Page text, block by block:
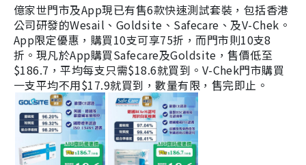
億家世門市及App現已有售6款快速測試套裝，包括香港
公司研發的Wesail、Goldsite、Safecare、及V-Chek。
App限定優惠，購買10支可享75折，而門市則10支8
折。現凡於App購買Safecare及Goldsite，售價低至
$186.7，平均每支只需$18.6就買到。V-Chek門市購買
一支平均不用$17.9就買到，數量有限，售完即止。